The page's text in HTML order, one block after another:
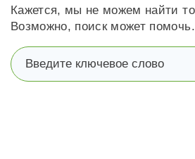
Кажется, мы не можем найти
Возможно, поиск может помочь.